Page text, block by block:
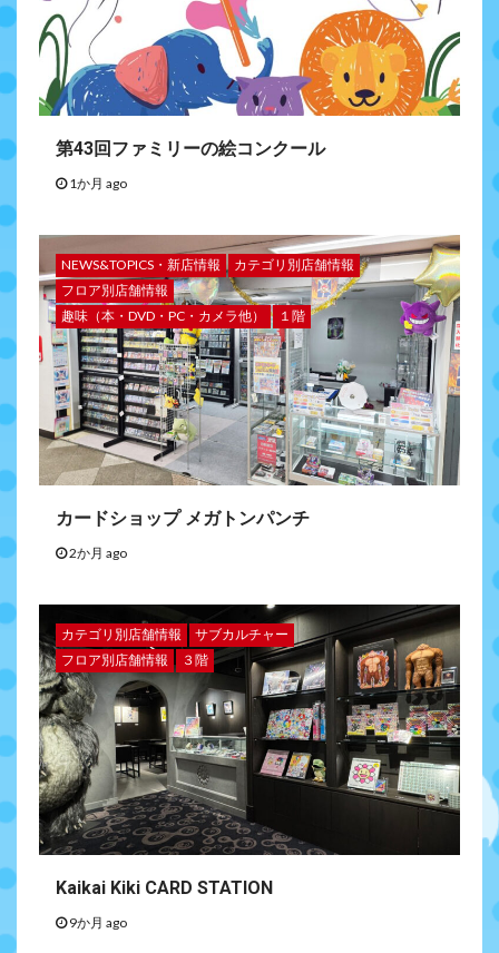
第43回ファミリーの絵コンクール
1か月 ago
NEWS&TOPICS・新店情報
カテゴリ別店舗情報
フロア別店舗情報
趣味（本・DVD・PC・カメラ他）
１階
カードショップ メガトンパンチ
2か月 ago
カテゴリ別店舗情報
サブカルチャー
フロア別店舗情報
３階
Kaikai Kiki CARD STATION
9か月 ago